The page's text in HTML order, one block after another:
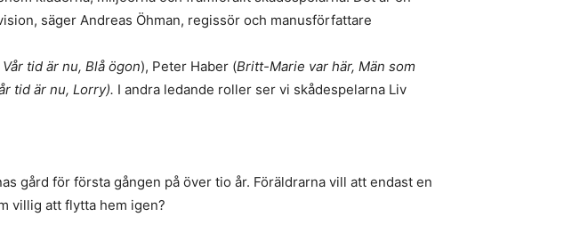
säger Andreas Öhman, regissör och manusförfattare
tid är nu, Blå ögon), Peter Haber (Britt-Marie var här, Män som
tid är nu, Lorry). I andra ledande roller ser vi skådespelarna Liv
gård för första gången på över tio år. Föräldrarna vill att endast en
villig att flytta hem igen?